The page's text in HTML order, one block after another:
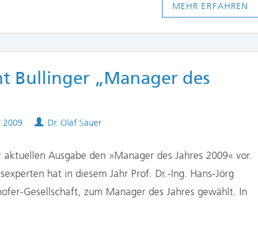
MEHR ERFAHREN
Bullinger „Manager des
2009 Authors
Dr. Olaf Sauer
Ausgabe den »Manager des Jahres 2009« vor.
hat in diesem Jahr Prof. Dr.-Ing. Hans-Jörg
Gesellschaft, zum Manager des Jahres gewählt. In